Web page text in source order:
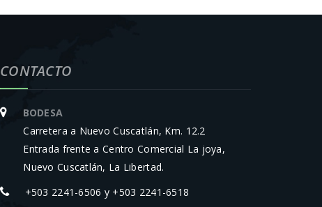
CONTACTO
BODESA
Carretera a Nuevo Cuscatlán, Km. 12.2
Entrada frente a Centro Comercial La joya,
Nuevo Cuscatlán, La Libertad.
+503 2241-6506 y +503 2241-6518